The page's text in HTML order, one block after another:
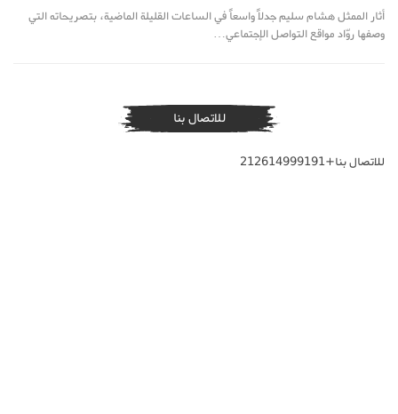
أثار الممثل هشام سليم جدلاً واسعاً في الساعات القليلة الماضية، بتصريحاته التي
وصفها روّاد مواقع التواصل الإجتماعي…
للاتصال بنا
للاتصال بنا+212614999191